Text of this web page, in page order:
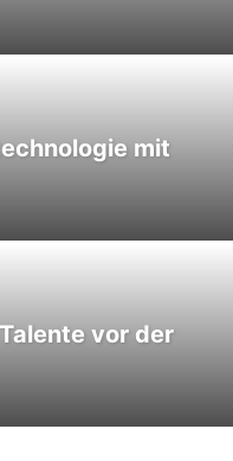
mit
vor der